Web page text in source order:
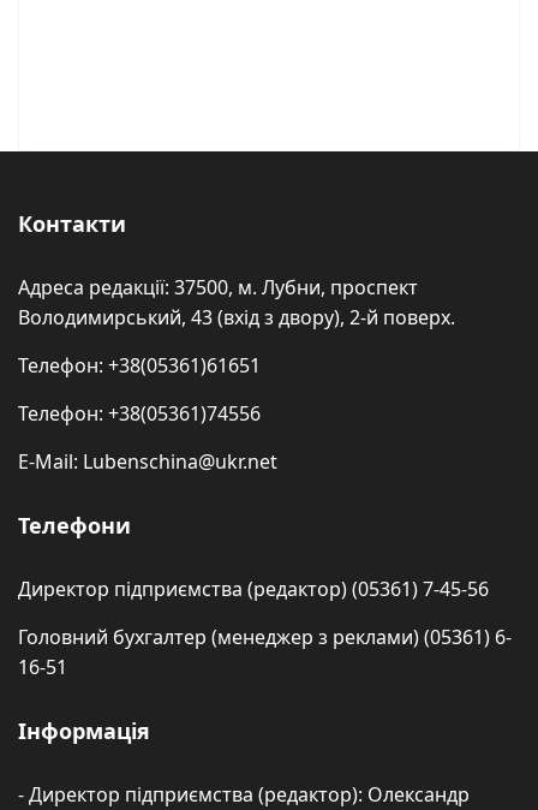
Контакти
Адреса редакції: 37500, м. Лубни, проспект
Володимирський, 43 (вхід з двору), 2-й поверх.
Телефон: +38(05361)61651
Телефон: +38(05361)74556
E-Mail: Lubenschina@ukr.net
Телефони
Директор підприємства (редактор) (05361) 7-45-56
Головний бухгалтер (менеджер з реклами) (05361) 6-
16-51
Інформація
- Директор підприємства (редактор): Олександр